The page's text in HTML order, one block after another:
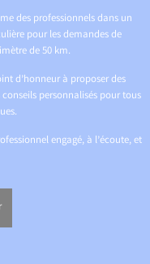
des professionnels dans un
pour les demandes de
de 50 km.
d’honneur à proposer des
personnalisés pour tous
engagé, à l’écoute, et